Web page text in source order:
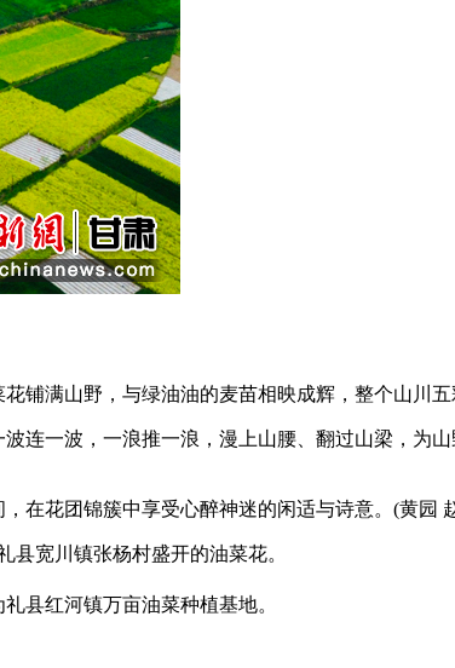
满山野，与绿油油的麦苗相映成辉，整个山川五
一波，一浪推一浪，漫上山腰、翻过山梁，为
花团锦簇中享受心醉神迷的闲适与诗意。(黄园